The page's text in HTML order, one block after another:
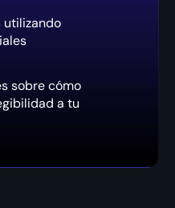
utilizando
sobre cómo
a tu